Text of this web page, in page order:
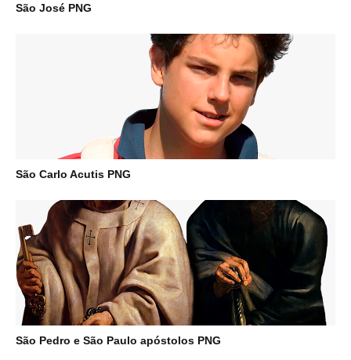
São José PNG
São Carlo Acutis PNG
São Pedro e São Paulo apóstolos PNG